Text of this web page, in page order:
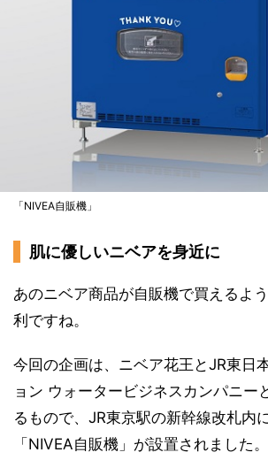
「NIVEA自販機」
肌に優しいニベアを身近に
あのニベア商品が自販機で買えるよ
利ですね。
今回の企画は、ニベア花王とJR東日
ョン ウォータービジネスカンパニー
るもので、JR東京駅の新幹線改札内
「NIVEA自販機」が設置されました